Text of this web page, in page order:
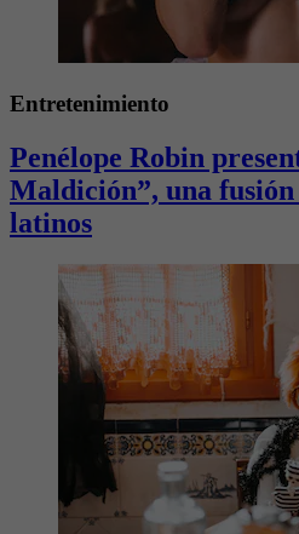
Entretenimiento
Penélope Robin
Maldición”, una
latinos